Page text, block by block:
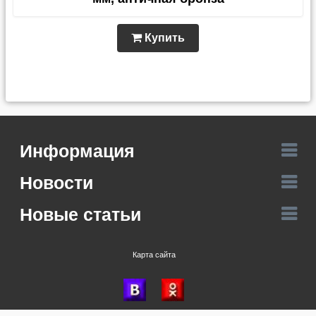
Купить
Информация
Новости
Новые статьи
Карта сайта